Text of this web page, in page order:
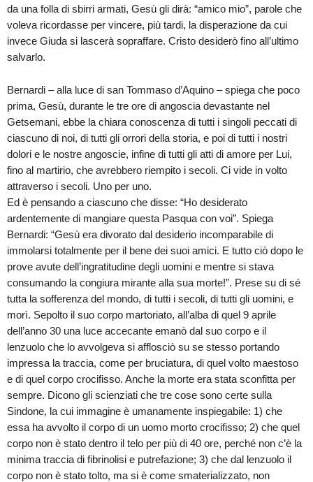
da una folla di sbirri armati, Gesù gli dirà: “amico mio”, parole che
voleva ricordasse per vincere, più tardi, la disperazione da cui
invece Giuda si lascerà sopraffare. Cristo desiderò fino all’ultimo
salvarlo.
Bernardi – alla luce di san Tommaso d’Aquino – spiega che poco
prima, Gesù, durante le tre ore di angoscia devastante nel
Getsemani, ebbe la chiara conoscenza di tutti i singoli peccati di
ciascuno di noi, di tutti gli orrori della storia, e poi di tutti i nostri
dolori e le nostre angoscie, infine di tutti gli atti di amore per Lui,
fino al martirio, che avrebbero riempito i secoli. Ci vide in volto
attraverso i secoli. Uno per uno.
Ed è pensando a ciascuno che disse: “Ho desiderato
ardentemente di mangiare questa Pasqua con voi”. Spiega
Bernardi: “Gesù era divorato dal desiderio incomparabile di
immolarsi totalmente per il bene dei suoi amici. E tutto ciò dopo le
prove avute dell’ingratitudine degli uomini e mentre si stava
consumando la congiura mirante alla sua morte!”. Prese su di sé
tutta la sofferenza del mondo, di tutti i secoli, di tutti gli uomini, e
morì. Sepolto il suo corpo martoriato, all’alba di quel 9 aprile
dell’anno 30 una luce accecante emanò dal suo corpo e il
lenzuolo che lo avvolgeva si afflosciò su se stesso portando
impressa la traccia, come per bruciatura, di quel volto maestoso
e di quel corpo crocifisso. Anche la morte era stata sconfitta per
sempre. Dicono gli scienziati che tre cose sono certe sulla
Sindone, la cui immagine è umanamente inspiegabile: 1) che
essa ha avvolto il corpo di un uomo morto crocifisso; 2) che quel
corpo non è stato dentro il telo per più di 40 ore, perché non c’è la
minima traccia di fibrinolisi e putrefazione; 3) che dal lenzuolo il
corpo non è stato tolto, ma si è come smaterializzato, non